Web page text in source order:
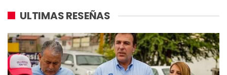
ULTIMAS RESEÑAS